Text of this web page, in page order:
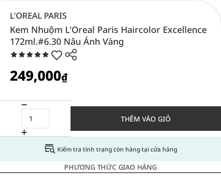
L'OREAL PARIS
Kem Nhuộm L'Oreal Paris Haircolor Excellence
172ml.#6.30 Nâu Ánh Vàng
249,000₫
THÊM VÀO GIỎ
Kiểm tra tình trạng còn hàng tại cửa hàng
PHƯƠNG THỨC GIAO HÀNG